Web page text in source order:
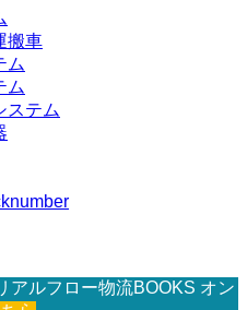
搬車
ム
ム
ステム
アルフロー物流BOOKS オン